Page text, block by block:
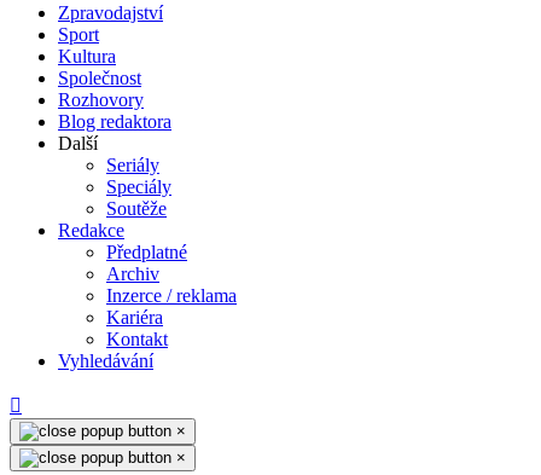
Zpravodajství
Sport
Kultura
Společnost
Rozhovory
Blog redaktora
Další
Seriály
Speciály
Soutěže
Redakce
Předplatné
Archiv
Inzerce / reklama
Kariéra
Kontakt
Vyhledávání
×
×